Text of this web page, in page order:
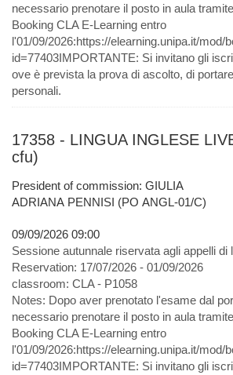
necessario prenotare il posto in aula
Booking CLA E-Learning entro
l'01/09/2026:https://elearning.unipa.it/mod/
id=77403IMPORTANTE: Si invitano gli
ove è prevista la prova di ascolto, di
personali.
17358 - LINGUA INGLESE
cfu)
President of commission: GIULIA
ADRIANA PENNISI (PO ANGL-01/C)
09/09/2026 09:00
Sessione autunnale riservata agli appelli di
Reservation: 17/07/2026 - 01/09/2026
classroom: CLA - P1058
Notes: Dopo aver prenotato l'esame dal
necessario prenotare il posto in aula
Booking CLA E-Learning entro
l'01/09/2026:https://elearning.unipa.it/mod/
id=77403IMPORTANTE: Si invitano gli